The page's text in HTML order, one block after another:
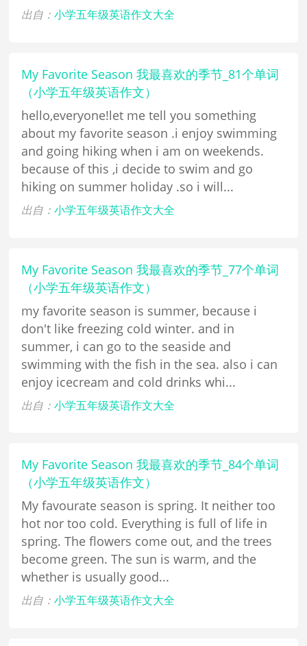
出自：小学五年级英语作文大全
My Favorite Season 我最喜欢的季节_81个单词
（小学五年级英语作文）
hello,everyone!let me tell you something
about my favorite season .i enjoy swimming
and going hiking when i am on weekends.
because of this ,i decide to swim and go
hiking on summer holiday .so i will...
出自：小学五年级英语作文大全
My Favorite Season 我最喜欢的季节_77个单词
（小学五年级英语作文）
my favorite season is summer, because i
don't like freezing cold winter. and in
summer, i can go to the seaside and
swimming with the fish in the sea. also i can
enjoy icecream and cold drinks whi...
出自：小学五年级英语作文大全
My Favorite Season 我最喜欢的季节_84个单词
（小学五年级英语作文）
My favourate season is spring. It neither too
hot nor too cold. Everything is full of life in
spring. The flowers come out, and the trees
become green. The sun is warm, and the
whether is usually good...
出自：小学五年级英语作文大全